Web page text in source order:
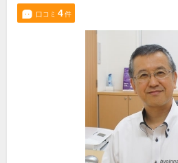
口コミ 4件